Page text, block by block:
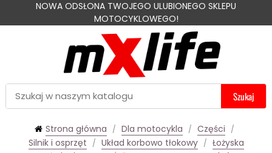
NOWA ODSŁONA TWOJEGO ULUBIONEGO SKLEPU
MOTOCYKLOWEGO!
Szukaj
Strona główna Dla motocykla
Części
Silnik i osprzęt
Układ korbowo tłokowy
Łożyska